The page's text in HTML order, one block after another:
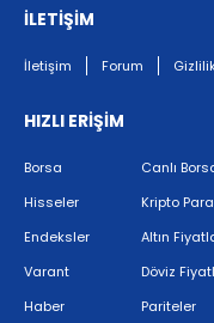
İLETİŞİM
İletişim Forum
HIZLI ERİŞİM
Borsa
Hisseler
Endeksler
Varant
Haber
Canlı
Kripto Para
Altın
Döviz
Pariteler